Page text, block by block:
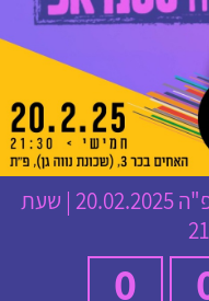
20.02.2025 | שעת
0